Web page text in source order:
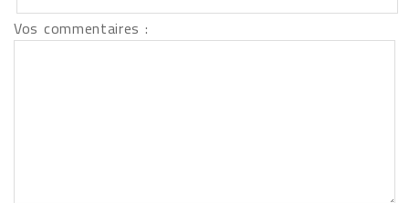
Vos commentaires :